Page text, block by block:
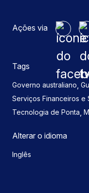
Ações via
Tags
Governo australiano,
Serviços Financeiros e
Tecnologia de Ponta,
Alterar o idioma
Inglês